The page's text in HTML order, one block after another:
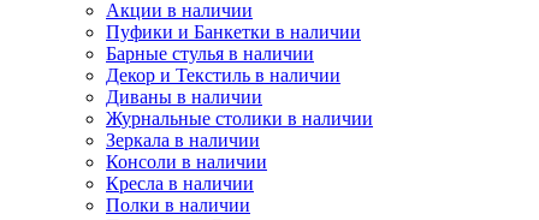
Акции в наличии
Пуфики и Банкетки в наличии
Барные стулья в наличии
Декор и Текстиль в наличии
Диваны в наличии
Журнальные столики в наличии
Зеркала в наличии
Консоли в наличии
Кресла в наличии
Полки в наличии